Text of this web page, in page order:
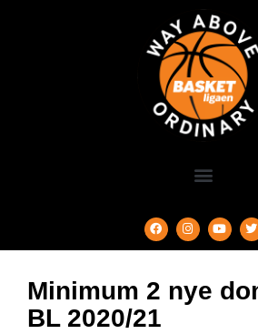
Minimum 2 nye
BL 2020/21